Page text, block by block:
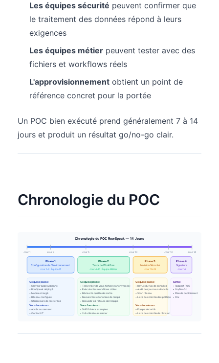
Les équipes sécurité peuvent confirmer que
le traitement des données répond à leurs
exigences
Les équipes métier peuvent tester avec des
fichiers et workflows réels
L'approvisionnement obtient un point de
référence concret pour la portée
Un POC bien exécuté prend généralement 7 à 14
jours et produit un résultat go/no-go clair.
Chronologie du POC
Chronologie du POC RowSpeak — 14 Jours
Jour 1 Jour 3 Jour 5 Jour 10 Jour 13 Jour 14
Phase 1
Configuration de l'Environnement
Jour 1–3 · Équipe IT
Phase 2
Tests de Workflow
Jour 4–10 · Équipe Métier
Phase 3
Révision Sécurité
Jour 10–13
Phase 4
Signature
Jour 14
Ce qui se passe :
• Serveur approvisionné
• RowSpeak déployé
• Modèle chargé
• Réseau configuré
• Utilisateurs de test créés
Vous fournissez :
• Accès au serveur
• Contact IT
Ce qui se passe :
• Téléverser de vrais fichiers (anonymisés)
• Exécuter les workflows cibles
• Réviser la qualité de sortie
• Mesurer les économies de temps
• Recueillir les retours de l'équipe
Vous fournissez :
• 5–10 fichiers exemples
• 2–3 utilisateurs métier
Ce qui se passe :
• Revue du flux de données
• Audit des journaux d'accès
• Scan réseau
• Liste de contrôle des politiques
Vous fournissez :
• Équipe sécurité
• Liste de contrôle de révision
Sortie :
• Rapport POC
• Go/No-Go
• Plan de déploiement
• Prix